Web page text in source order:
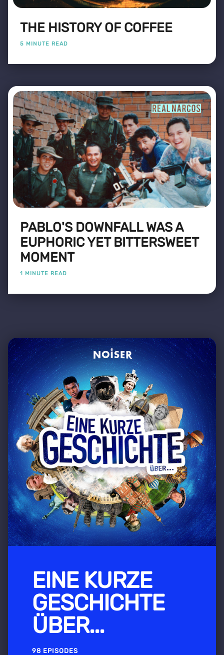
THE HISTORY OF COFFEE
5 MINUTE READ
PABLO'S DOWNFALL WAS A
EUPHORIC YET BITTERSWEET
MOMENT
1 MINUTE READ
EINE KURZE
GESCHICHTE
ÜBER...
98 EPISODES